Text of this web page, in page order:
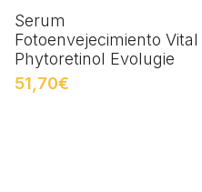
Serum
Fotoenvejecimiento Vital
Phytoretinol Evolugie
51,70€